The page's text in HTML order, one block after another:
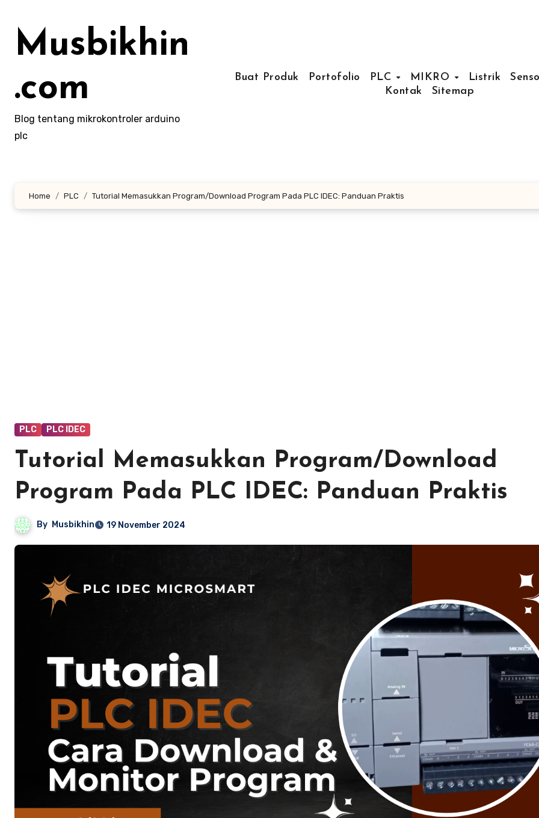
kontenMusbikhin
.com
Blog tentang mikrokontroler arduino
plc
Buat Produk Portofolio PLC MIKRO Listrik
Kontak
Sitemap
Home PLC Tutorial Memasukkan Program/Download Program Pada PLC IDEC: Panduan Praktis
PLC PLC IDEC
Tutorial Memasukkan Program/Download
Program Pada PLC IDEC: Panduan Praktis
By Musbikhin 19 November 2024